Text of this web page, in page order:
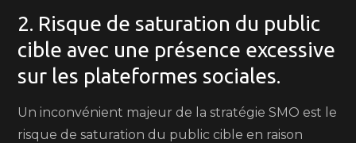
2. Risque de saturation du public
cible avec une présence excessive
sur les plateformes sociales.
Un inconvénient majeur de la stratégie SMO est le
risque de saturation du public cible en raison